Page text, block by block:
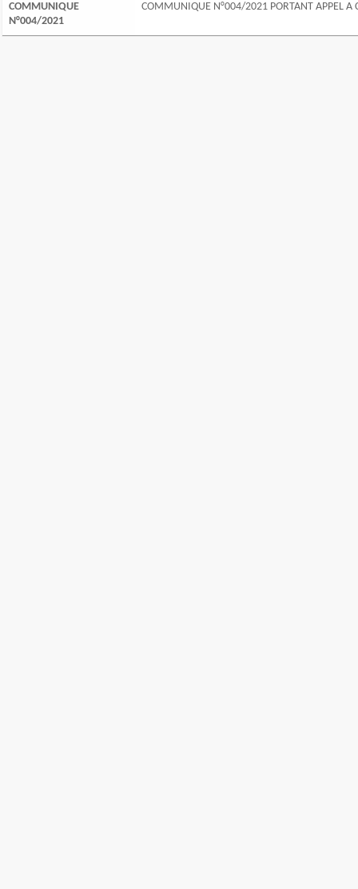
COMMUNIQUE
N°004/2021
COMMUNIQUE N°004/2021 PORTANT APPEL A